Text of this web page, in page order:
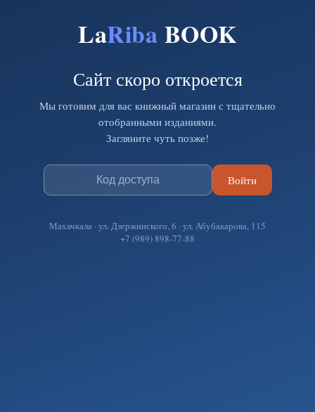
LaRiba BOOK
Сайт скоро откроется
Мы готовим для вас книжный магазин с тщательно
отобранными изданиями.
Загляните чуть позже!
Войти
Махачкала · ул. Дзержинского, 6 · ул. Абубакарова, 115
+7 (989) 898-77-88